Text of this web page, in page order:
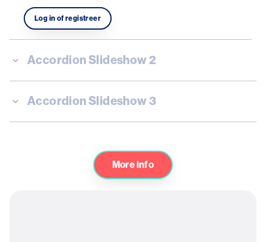
Log in of registreer
Accordion Slideshow 2
Accordion Slideshow 3
More info